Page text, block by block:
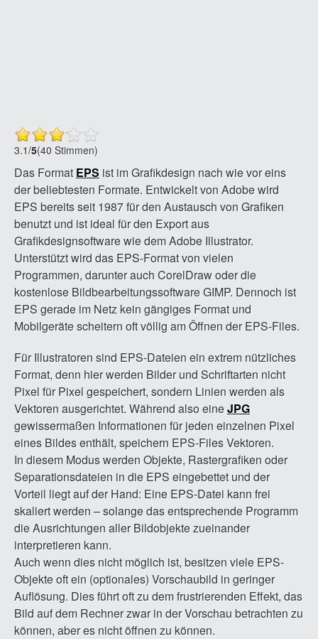
3.1/5(40 Stimmen)
Das FormatEPS ist im Grafikdesign nach wie vor eins
der beliebtesten Formate. Entwickelt von Adobe wird
EPS bereits seit 1987 für den Austausch von Grafiken
benutzt und ist ideal für den Export aus
Grafikdesignsoftware wie dem Adobe Illustrator.
Unterstützt wird das EPS-Format von vielen
Programmen, darunter auch CorelDraw oder die
kostenlose Bildbearbeitungssoftware GIMP. Dennoch ist
EPS gerade im Netz kein gängiges Format und
Mobilgeräte scheitern oft völlig am Öffnen der EPS-Files.
Für Illustratoren sind EPS-Dateien ein extrem nützliches
Format, denn hier werden Bilder und Schriftarten nicht
Pixel für Pixel gespeichert, sondern Linien werden als
Vektoren ausgerichtet. Während also eineJPG
gewissermaßen Informationen für jeden einzelnen Pixel
eines Bildes enthält, speichern EPS-Files Vektoren.
In diesem Modus werden Objekte, Rastergrafiken oder
Separationsdateien in die EPS eingebettet und der
Vorteil liegt auf der Hand: Eine EPS-Datei kann frei
skaliert werden – solange das entsprechende Programm
die Ausrichtungen aller Bildobjekte zueinander
interpretieren kann.
Auch wenn dies nicht möglich ist, besitzen viele EPS-
Objekte oft ein (optionales) Vorschaubild in geringer
Auflösung. Dies führt oft zu dem frustrierenden Effekt, das
Bild auf dem Rechner zwar in der Vorschau betrachten zu
können, aber es nicht öffnen zu können.